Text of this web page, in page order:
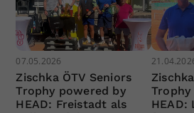
07.05.2026
Zischka ÖTV Seniors
Trophy powered by
HEAD: Freistadt als